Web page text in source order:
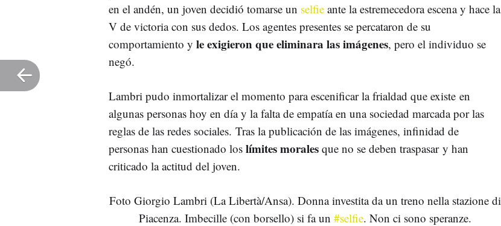
en el andén, un joven decidió tomarse un selfie ante la estremecedora escena y hace la
V de victoria con sus dedos. Los agentes presentes se percataron de su
comportamiento y le exigieron que eliminara las imágenes, pero el individuo se
negó.
Lambri pudo inmortalizar el momento para escenificar la frialdad que existe en
algunas personas hoy en día y la falta de empatía en una sociedad marcada por las
reglas de las redes sociales. Tras la publicación de las imágenes, infinidad de
personas han cuestionado los límites morales que no se deben traspasar y han
criticado la actitud del joven.
Foto Giorgio Lambri (La Libertà/Ansa). Donna investita da un treno nella stazione di
Piacenza. Imbecille (con borsello) si fa un #selfie. Non ci sono speranze.